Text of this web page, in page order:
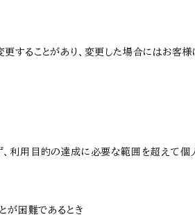
することがあり、変更した場合にはお客
利用目的の達成に必要な範囲を超えて個
が困難であるとき